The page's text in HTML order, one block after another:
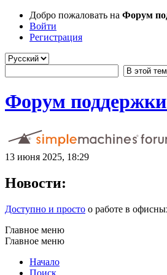
Добро пожаловать на Форум
Войти
Регистрация
Форум поддержки
13 июня 2025, 18:29
Новости:
Доступно и просто о работе в
Главное меню
Главное меню
Начало
Поиск